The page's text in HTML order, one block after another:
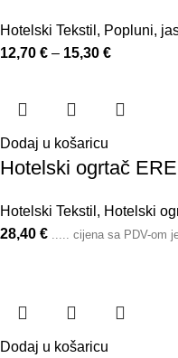
Hotelski Tekstil , Popluni,
12,70 € – 15,30 €
Dodaj u košaricu
Hotelski ogrtač
Hotelski Tekstil , Hotelski
28,40 € ..... cijena sa PDV-om
Dodaj u košaricu